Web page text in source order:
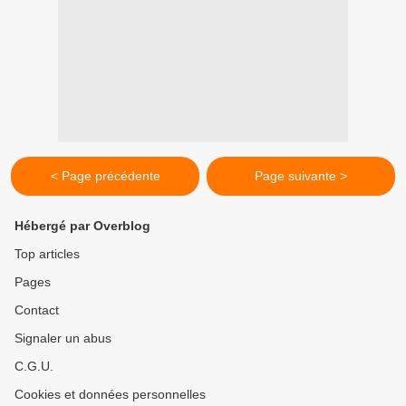
< Page précédente Page suivante >
Hébergé par Overblog
Top articles
Pages
Contact
Signaler un abus
C.G.U.
Cookies et données personnelles